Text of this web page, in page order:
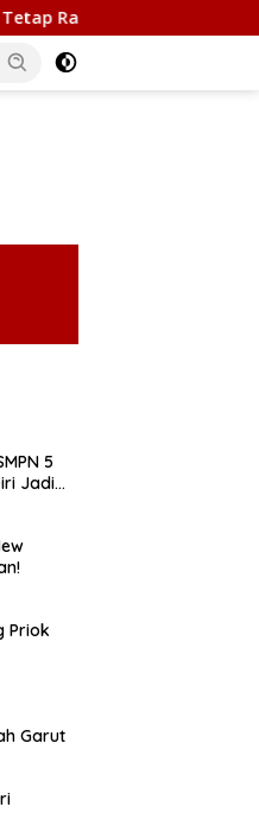
LB PT. Flobamor,
5
Jadi
Priok
Garut